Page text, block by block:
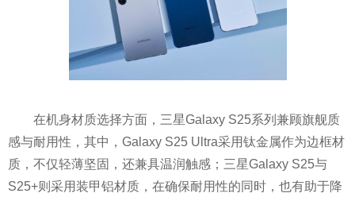
在机身材质选择方面，三星Galaxy S25系列兼顾旗舰质
感与耐用性，其中，Galaxy S25 Ultra采用钛金属作为边框材
质，不仅轻薄坚固，还兼具温润触感；三星Galaxy S25与
S25+则采用装甲铝材质，在确保耐用性的同时，也有助于降